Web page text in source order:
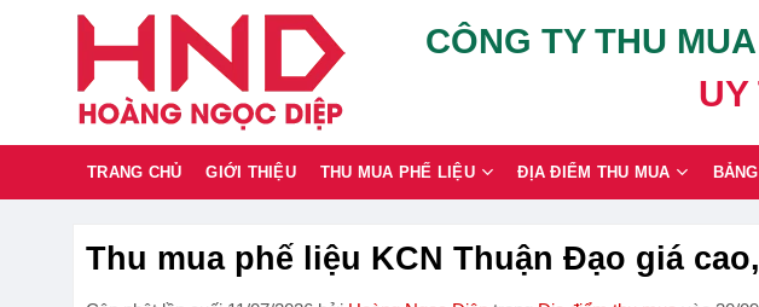
CÔNG TY THU
UY
TRANG CHỦ GIỚI THIỆU THU MUA PHẾ LIỆU ĐỊA ĐIỂM THU MUA
Thu mua phế liệu KCN Thuận Đạo giá